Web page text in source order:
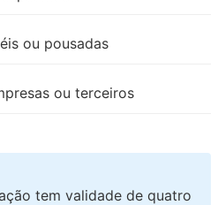
ou pousadas
ou terceiros
tem validade de quatro